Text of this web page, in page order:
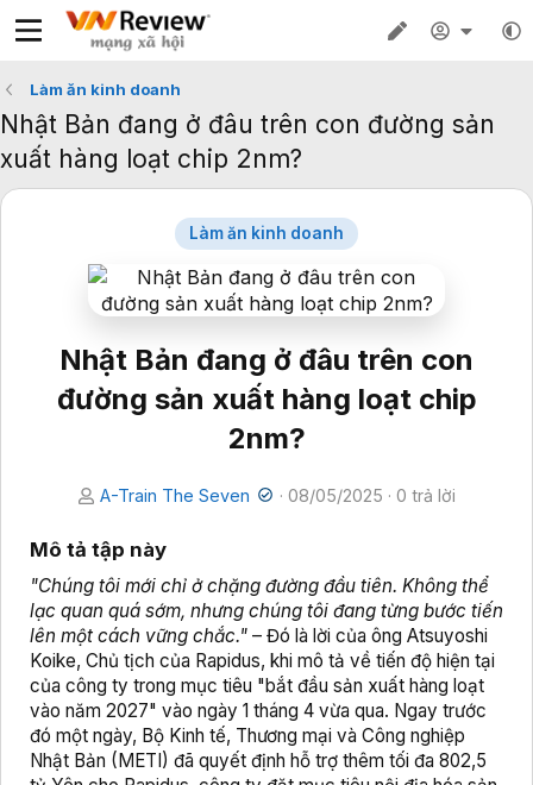
Làm ăn kinh doanh
Nhật Bản đang ở đâu trên con đường sản
xuất hàng loạt chip 2nm?
Làm ăn kinh doanh
Nhật Bản đang ở đâu trên con
đường sản xuất hàng loạt chip
2nm?
A-Train The Seven · 08/05/2025 · 0 trả lời
Mô tả tập này
"Chúng tôi mới chỉ ở chặng đường đầu tiên. Không thể
lạc quan quá sớm, nhưng chúng tôi đang từng bước tiến
lên một cách vững chắc." – Đó là lời của ông Atsuyoshi
Koike, Chủ tịch của Rapidus, khi mô tả về tiến độ hiện tại
của công ty trong mục tiêu "bắt đầu sản xuất hàng loạt
vào năm 2027" vào ngày 1 tháng 4 vừa qua. Ngay trước
đó một ngày, Bộ Kinh tế, Thương mại và Công nghiệp
Nhật Bản (METI) đã quyết định hỗ trợ thêm tối đa 802,5